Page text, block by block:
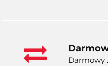
Darmowy